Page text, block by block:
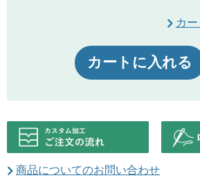
カ
カートに入れる
商品についてのお問い合わせ